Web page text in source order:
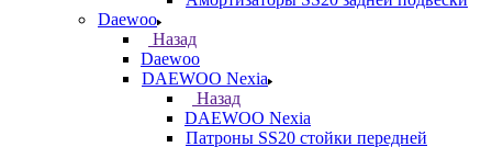
Daewoo
Назад
Daewoo
DAEWOO Nexia
Назад
DAEWOO Nexia
Патроны SS20 стойки передней